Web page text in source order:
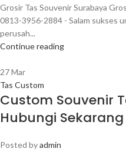
Grosir Tas Souvenir Surabaya
0813-3956-2884 - Salam sukses
perusah...
Continue reading
27Mar
Tas Custom
Custom Souvenir
Hubungi
Posted byadmin